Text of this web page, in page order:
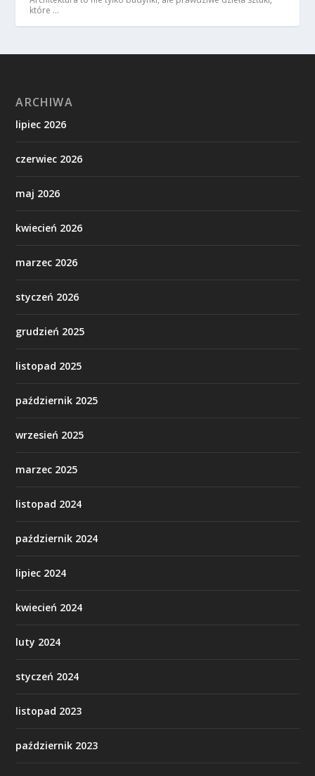
które …
ARCHIWA
lipiec 2026
czerwiec 2026
maj 2026
kwiecień 2026
marzec 2026
styczeń 2026
grudzień 2025
listopad 2025
październik 2025
wrzesień 2025
marzec 2025
listopad 2024
październik 2024
lipiec 2024
kwiecień 2024
luty 2024
styczeń 2024
listopad 2023
październik 2023